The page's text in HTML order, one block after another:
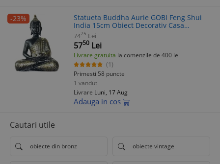
-23%
Statueta Buddha Aurie GOBI Feng Shui
India 15cm Obiect Decorativ Casa
Mangala Karigaari
7475 Lei
5750 Lei
Livrare gratuita la comenzile de 400 lei
(1)
Primesti 58 puncte
1 vandut
Livrare Luni, 17 Aug
Adauga in cos
Cautari utile
obiecte din bronz obiecte vintage